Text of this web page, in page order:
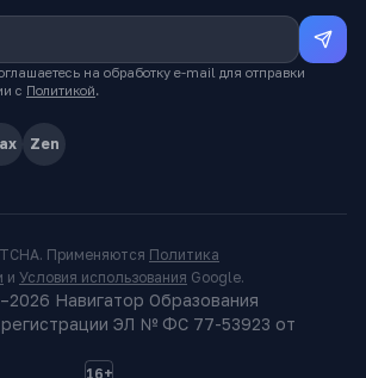
на обработку e-mail для отправки
с Политикой.
Zen
Применяются Политика
и Условия использования Google.
2026 Навигатор Образования
ЭЛ № ФС 77-53923 от
16+